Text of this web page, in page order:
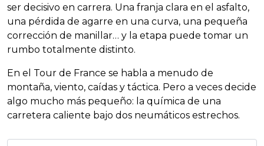
ser decisivo en carrera. Una franja clara en el asfalto,
una pérdida de agarre en una curva, una pequeña
corrección de manillar… y la etapa puede tomar un
rumbo totalmente distinto.
En el Tour de France se habla a menudo de
montaña, viento, caídas y táctica. Pero a veces decide
algo mucho más pequeño: la química de una
carretera caliente bajo dos neumáticos estrechos.